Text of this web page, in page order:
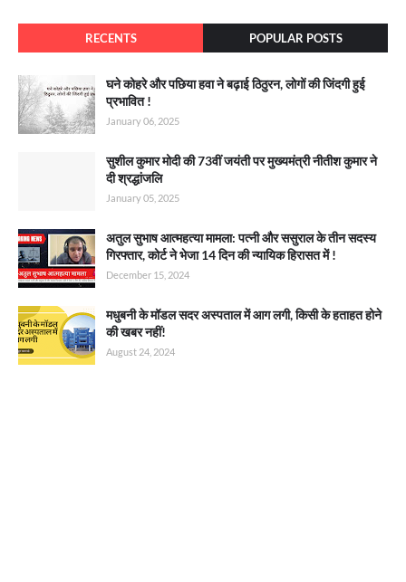
RECENTS POPULAR POSTS
घने कोहरे और पछिया हवा ने बढ़ाई ठिठुरन, लोगों की जिंदगी हुई
प्रभावित !
January 06, 2025
सुशील कुमार मोदी की 73वीं जयंती पर मुख्यमंत्री नीतीश कुमार ने
दी श्रद्धांजलि
January 05, 2025
अतुल सुभाष आत्महत्या मामला: पत्नी और ससुराल के तीन सदस्य
गिरफ्तार, कोर्ट ने भेजा 14 दिन की न्यायिक हिरासत में !
December 15, 2024
मधुबनी के मॉडल सदर अस्पताल में आग लगी, किसी के हताहत होने
की खबर नहीं!
August 24, 2024